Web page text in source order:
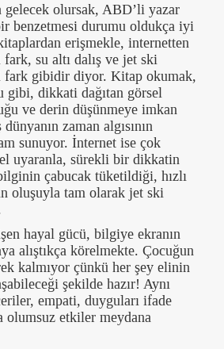
gelecek olursak, ABD’li yazar
benzetmesi durumu oldukça iyi
erişmekle, internetten
fark, su altı dalış ve jet ski
fark gibidir diyor. Kitap okumak,
gibi, dikkati dağıtan görsel
ve derin düşünmeye imkan
zaman algısının
sunuyor. İnternet ise çok
uyaranla, sürekli bir dikkatin
çabucak tüketildiği, hızlı
oluşuyla tam olarak jet ski
hayal gücü, bilgiye ekranın
alıştıkça körelmekte. Çocuğun
kalmıyor çünkü her şey elinin
şekilde hazır! Aynı
empati, duyguları ifade
olumsuz etkiler meydana